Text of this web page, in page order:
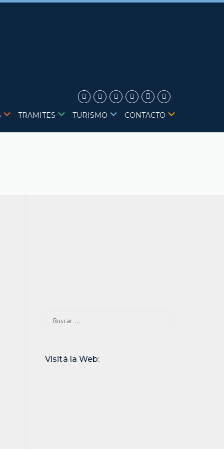
TRAMITES TURISMO CONTACTO
Visitá la Web: